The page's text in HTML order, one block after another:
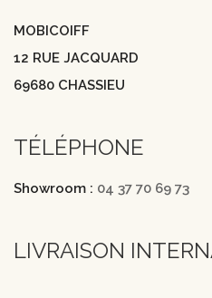
MOBICOIFF
12 RUE JACQUARD
69680 CHASSIEU
TÉLÉPHONE
Showroom : 04 37 70 69 73
LIVRAISON